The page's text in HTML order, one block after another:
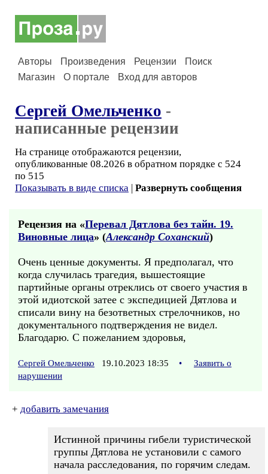
Авторы Произведения Рецензии
Поиск
Магазин
О портале Вход для авторов
Сергей Омельченко -
написанные рецензии
На странице отображаются рецензии,
опубликованные 08.2026 в обратном порядке с 524
по 515
Показывать в виде списка | Развернуть сообщения
Рецензия на «Перевал Дятлова без тайн. 19.
Виновные лица» (Александр Соханский)
Очень ценные документы. Я предполагал, что
когда случилась трагедия, вышестоящие
партийные органы отреклись от своего участия в
этой идиотской затее с экспедицией Дятлова и
списали вину на безответных стрелочников, но
документального подтверждения не видел.
Благодарю. С пожеланием здоровья,
Сергей Омельченко 19.10.2023 18:35 •
Заявить о
нарушении
+ добавить замечания
Истинной причины гибели туристической
группы Дятлова не установили с самого
начала расследования, по горячим следам.